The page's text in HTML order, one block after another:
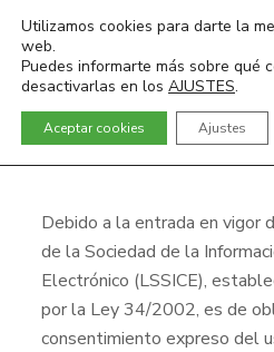
POLÍTICA
Debido a la entrada en vigor
de la Sociedad de la
Electrónico (LSSICE),
por la Ley 34/2002, es de
consentimiento expreso del
Utilizamos cookies para darte la
web.
Puedes informarte más sobre qué
desactivarlas en los AJUSTES.
Aceptar cookies Ajustes